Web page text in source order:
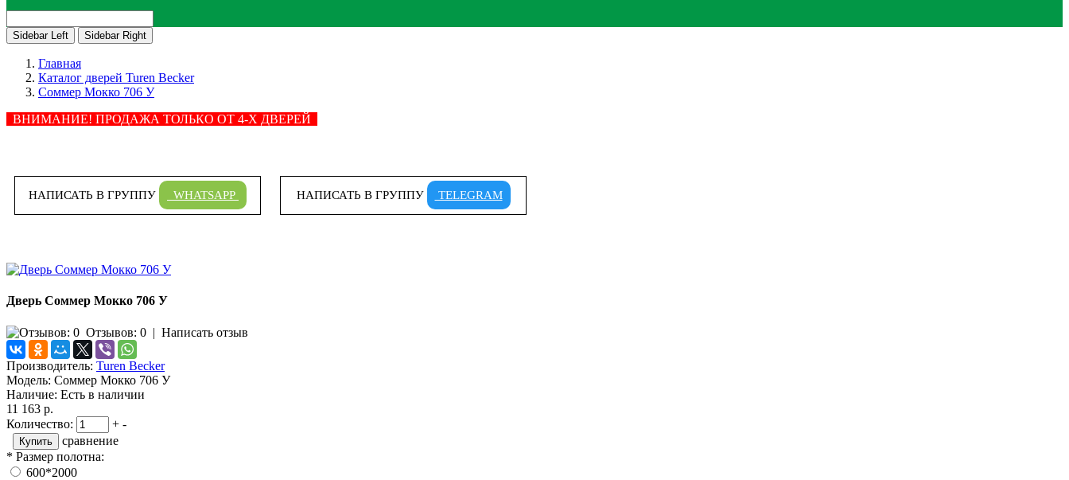
Sidebar Left Sidebar Right
Главная
Каталог дверей Turen Becker
Соммер Мокко 706 У
ВНИМАНИЕ! ПРОДАЖА ТОЛЬКО ОТ 4-Х ДВЕРЕЙ
НАПИСАТЬ В ГРУППУ WHATSAPP НАПИСАТЬ В ГРУППУ TELEGRAM
Дверь Соммер Мокко 706 У
Отзывов: 0 | Написать отзыв
Производитель: Turen Becker
Модель: Соммер Мокко 706 У
Наличие: Есть в наличии
11 163 р.
Количество:
+ -
сравнение
* Размер полотна:
600*2000